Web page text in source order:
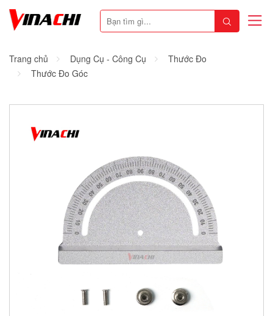
Trang chủ Dụng Cụ - Công Cụ
Thước Đo
Thước Đo Góc